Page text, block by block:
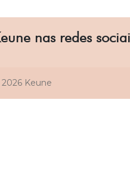
nas redes
Keune